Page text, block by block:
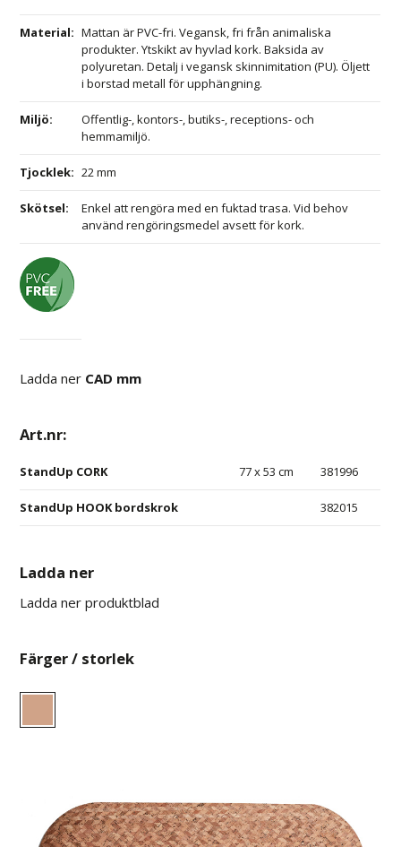
Material: Mattan är PVC-fri. Vegansk, fri från animaliska
produkter. Ytskikt av hyvlad kork. Baksida av
polyuretan. Detalj i vegansk skinnimitation (PU). Öljett
i borstad metall för upphängning.
Miljö:
Offentlig-, kontors-, butiks-, receptions- och
hemmamiljö.
Tjocklek: 22 mm
Skötsel:
Enkel att rengöra med en fuktad trasa. Vid behov
använd rengöringsmedel avsett för kork.
Ladda ner CAD mm
Art.nr:
StandUp CORK 77 x 53 cm 381996
StandUp HOOK bordskrok 382015
Ladda ner
Ladda ner produktblad
Färger / storlek